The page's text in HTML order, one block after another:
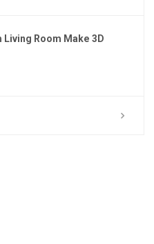
Room Make 3D